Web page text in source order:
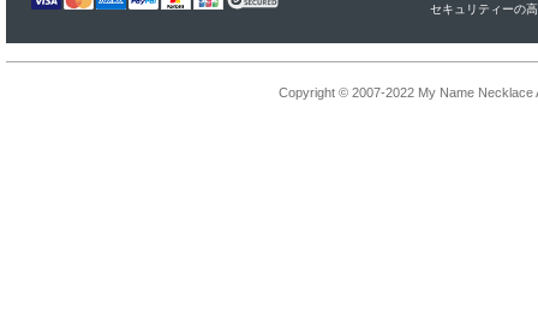
セキュリティーの
Copyright © 2007-2022 My Name Necklace